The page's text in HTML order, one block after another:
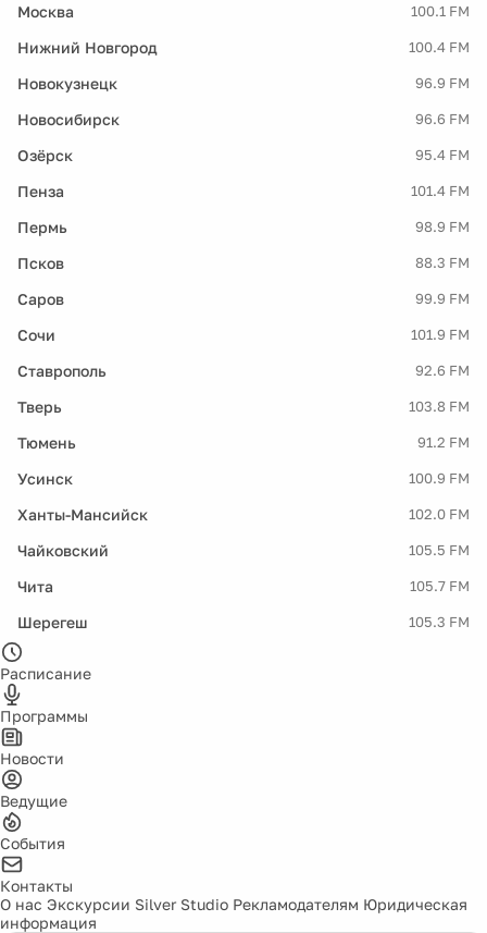
Москва 100.1 FM
Нижний Новгород 100.4 FM
Новокузнецк 96.9 FM
Новосибирск 96.6 FM
Озёрск 95.4 FM
Пенза 101.4 FM
Пермь 98.9 FM
Псков 88.3 FM
Саров 99.9 FM
Сочи 101.9 FM
Ставрополь 92.6 FM
Тверь 103.8 FM
Тюмень 91.2 FM
Усинск 100.9 FM
Ханты-Мансийск 102.0 FM
Чайковский 105.5 FM
Чита 105.7 FM
Шерегеш 105.3 FM
Расписание
Программы
Новости
Ведущие
События
Контакты
О нас Экскурсии Silver Studio Рекламодателям Юридическая
информация